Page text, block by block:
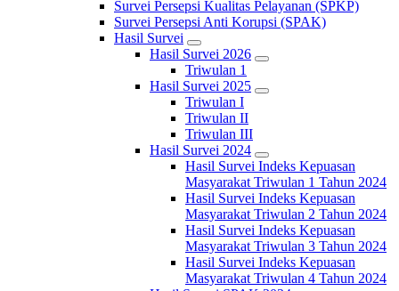
Survei Persepsi Kualitas Pelayanan (SPKP)
Survei Persepsi Anti Korupsi (SPAK)
Hasil Survei
Hasil Survei 2026
Triwulan 1
Hasil Survei 2025
Triwulan I
Triwulan II
Triwulan III
Hasil Survei 2024
Hasil Survei Indeks Kepuasan
Masyarakat Triwulan 1 Tahun 2024
Hasil Survei Indeks Kepuasan
Masyarakat Triwulan 2 Tahun 2024
Hasil Survei Indeks Kepuasan
Masyarakat Triwulan 3 Tahun 2024
Hasil Survei Indeks Kepuasan
Masyarakat Triwulan 4 Tahun 2024